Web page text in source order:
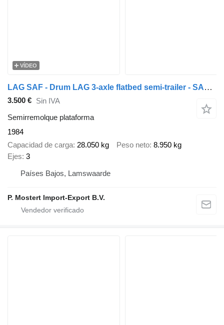
VÍDEO
LAG SAF - Drum LAG 3-axle flatbed semi-trailer - SAF axles - Drum br
3.500 € Sin IVA
Semirremolque plataforma
1984
Capacidad de carga 28.050 kg Peso neto 8.950 kg
Ejes 3
Países Bajos, Lamswaarde
P. Mostert Import-Export B.V.